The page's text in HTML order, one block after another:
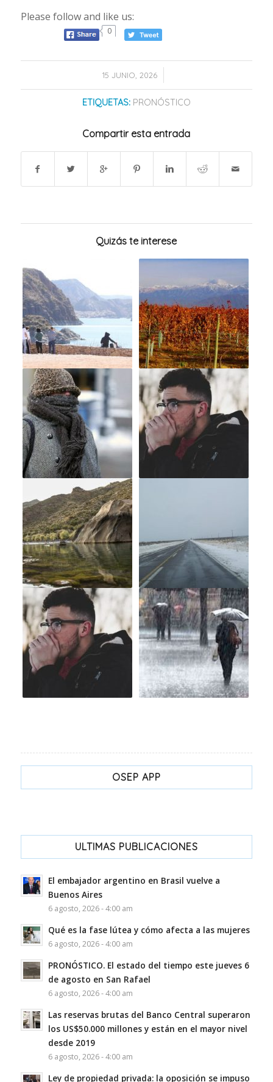
Please follow and like us:
0
15 JUNIO, 2026
/
ETIQUETAS: PRONÓSTICO
Compartir esta entrada
Quizás te interese
OSEP APP
ULTIMAS PUBLICACIONES
El embajador argentino en Brasil vuelve a
Buenos Aires
6 agosto, 2026 - 4:00 am
Qué es la fase lútea y cómo afecta a las mujeres
6 agosto, 2026 - 4:00 am
PRONÓSTICO. El estado del tiempo este jueves 6
de agosto en San Rafael
6 agosto, 2026 - 4:00 am
Las reservas brutas del Banco Central superaron
los US$50.000 millones y están en el mayor nivel
desde 2019
6 agosto, 2026 - 4:00 am
Ley de propiedad privada: la oposición se impuso